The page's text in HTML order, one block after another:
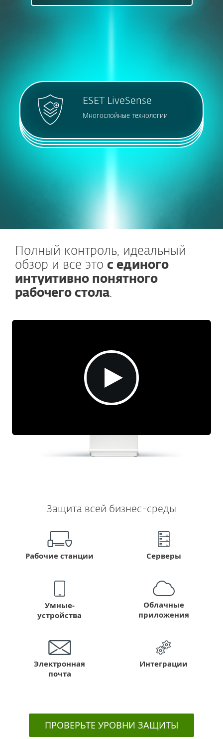
ESET LiveSense
Многослойные технологии
Полный контроль, идеальный
обзор и все это с единого
интуитивно понятного
рабочего стола.
Защита всей бизнес-среды
Рабочие станции Серверы
Умные-
устройства
Облачные
приложения
Электронная
почта
Интеграции
ПРОВЕРЬТЕ УРОВНИ ЗАЩИТЫ